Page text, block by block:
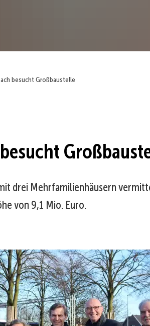
besucht Großbaustelle
drei Mehrfamilienhäusern
von 9,1 Mio. Euro.